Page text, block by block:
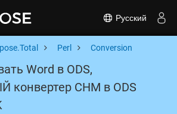
Русский
Perl Conversion
Word в ODS,
CHM в ODS